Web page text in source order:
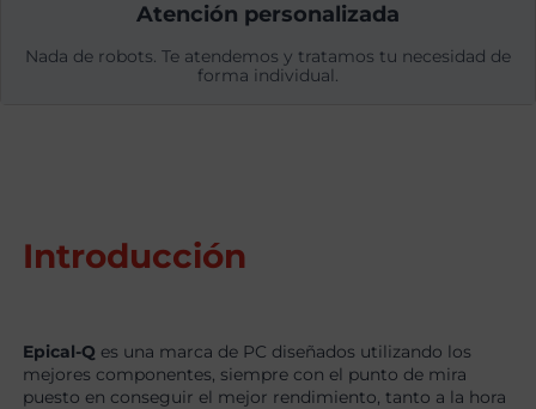
Atención personalizada
Nada de robots. Te atendemos y tratamos tu necesidad de
forma individual.
Introducción
Epical-Q es una marca de PC diseñados utilizando los
mejores componentes, siempre con el punto de mira
puesto en conseguir el mejor rendimiento, tanto a la hora